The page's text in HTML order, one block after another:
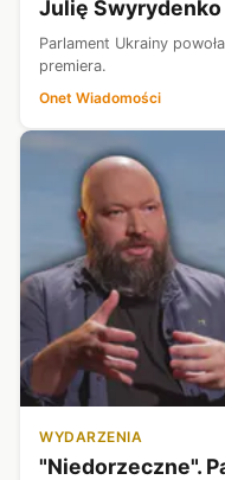
Julię Swyrydenko
Parlament Ukrainy
premiera.
Onet Wiadomości
WYDARZENIA
"Niedorzeczne".